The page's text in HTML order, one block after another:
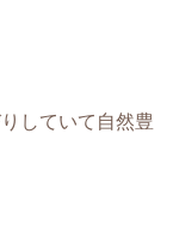
していて自然豊